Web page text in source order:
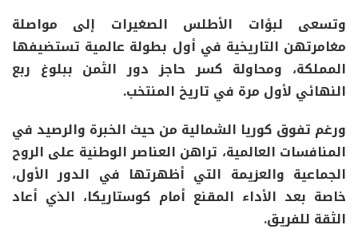
وتسعى لبؤات الأطلس الصغيرات إلى مواصلة
مغامرتهن التاريخية في أول بطولة عالمية تستضيفها
المملكة، ومحاولة كسر حاجز دور الثمن ببلوغ ربع
النهائي لأول مرة في تاريخ المنتخب.
ورغم تفوق كوريا الشمالية من حيث الخبرة والرصيد في
المنافسات العالمية، تراهن العناصر الوطنية على الروح
الجماعية والعزيمة التي أظهرتها في الدور الأول،
خاصة بعد الأداء المقنع أمام كوستاريكا، الذي أعاد
الثقة للفريق.